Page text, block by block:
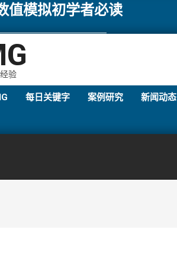
值模拟初学者必读
验
每日关键字 案例研究 新闻动态